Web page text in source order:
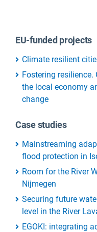
EU-funded projects
Climate resilient
Fostering
the local economy
change
Case studies
Mainstreaming
flood protection in
Room for the River
Nijmegen
Securing future
level in the River
EGOKI: integrating